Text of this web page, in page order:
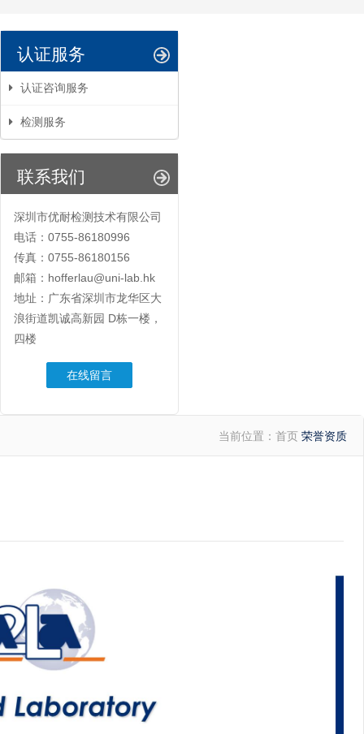
认证服务
认证咨询服务
检测服务
联系我们
深圳市优耐检测技术有限公司
电话：0755-86180996
传真：0755-86180156
邮箱：hofferlau@uni-lab.hk
地址：广东省深圳市龙华区大
浪街道凯诚高新园 D栋一楼，
四楼
在线留言
当前位置： 首页 荣誉资质